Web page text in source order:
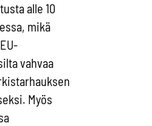
alle 10
mikä
vahvaa
Myös